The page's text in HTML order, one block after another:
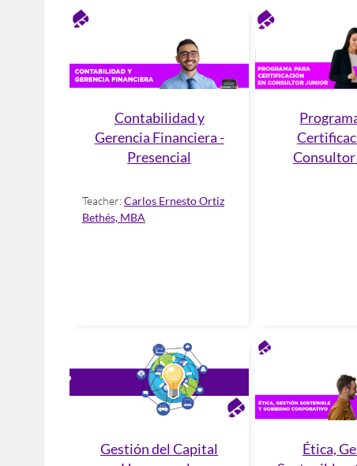
Contabilidad y
Gerencia Financiera -
Presencial
Teacher:Carlos Ernesto Ortiz
Bethés, MBA
Gestión del Capital
Ética,